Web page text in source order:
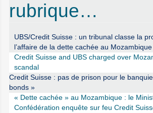
rubrique…
UBS/Credit Suisse : un tribunal classe la
l’affaire de la dette cachée au Mozambique
Credit Suisse and UBS charged over
scandal
Credit Suisse : pas de prison pour le
bonds »
« Dette cachée » au Mozambique : le
Confédération enquête sur feu Credit